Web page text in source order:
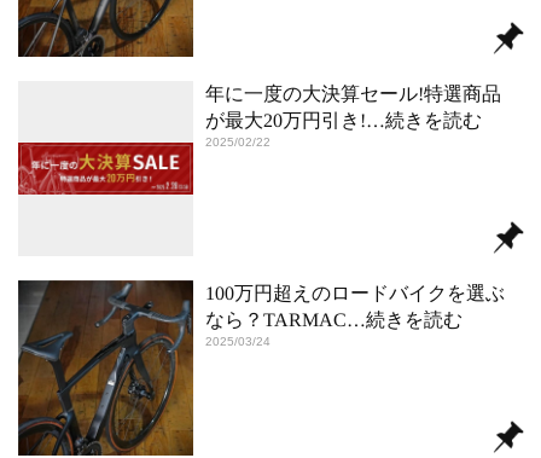
年に一度の大決算セール!特選商品
が最大20万円引き!…続きを読む
2025/02/22
100万円超えのロードバイクを選ぶ
なら？TARMAC…続きを読む
2025/03/24